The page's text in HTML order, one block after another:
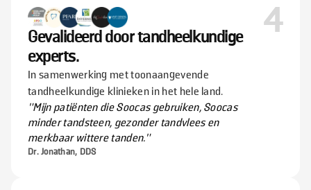
Gevalideerd door tandheelkundige
experts.
In samenwerking met toonaangevende
tandheelkundige klinieken in het hele land.
"Mijn patiënten die Soocas gebruiken, Soocas
minder tandsteen, gezonder tandvlees en
merkbaar wittere tanden."
Dr. Jonathan, DDS
4